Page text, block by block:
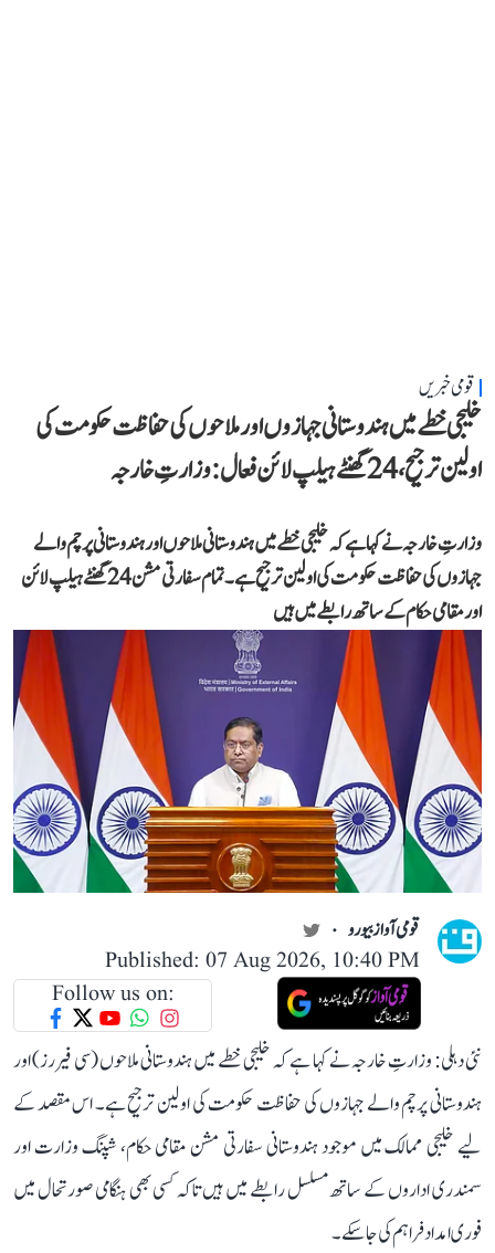
قومی خبریں
خلیجی خطے میں ہندوستانی جہازوں اور ملاحوں کی حفاظت حکومت کی
اولین ترجیح، 24 گھنٹے ہیلپ لائن فعال: وزارتِ خارجہ
وزارتِ خارجہ نے کہا ہے کہ خلیجی خطے میں ہندوستانی ملاحوں اور ہندوستانی پرچم والے
جہازوں کی حفاظت حکومت کی اولین ترجیح ہے۔ تمام سفارتی مشن 24 گھنٹے ہیلپ لائن
اور مقامی حکام کے ساتھ رابطے میں ہیں
قومی آواز بیورو
Published: 07 Aug 2026, 10:40 PM
Follow us on:
نئی دہلی: وزارتِ خارجہ نے کہا ہے کہ خلیجی خطے میں ہندوستانی ملاحوں (سی فیررز) اور
ہندوستانی پرچم والے جہازوں کی حفاظت حکومت کی اولین ترجیح ہے۔ اس مقصد کے
لیے خلیجی ممالک میں موجود ہندوستانی سفارتی مشن مقامی حکام، شپنگ وزارت اور
سمندری اداروں کے ساتھ مسلسل رابطے میں ہیں تاکہ کسی بھی ہنگامی صورتحال میں
فوری امداد فراہم کی جا سکے۔